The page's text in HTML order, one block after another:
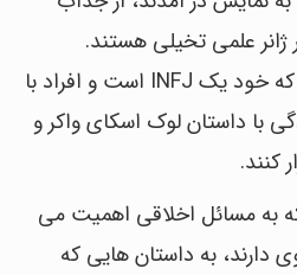
ژانر علمی تخیلی هستند.
شخصیت اوبی وان کنوبی که خود یک INFJ است و افراد با
با داستان لوک اسکای واکر و
کنند.
به مسائل اخلاقی اهمیت می
به داستان هایی که